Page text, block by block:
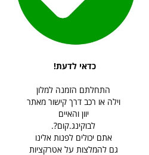
כדאי לדעת!
התחלתם הזמנה למלון
וילה או רכב דרך קישור מאתר
יוון והאיים
לבוקינג.קום?.
אתם יכולים לפנות אלינו
גם להמלצות על אטרקציות